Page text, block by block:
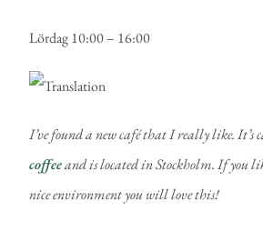
Lördag 10:00 – 16:00
I’ve found a new café that I really like. It’s
coffeeand is located in Stockholm. If you
nice environment you will love this!